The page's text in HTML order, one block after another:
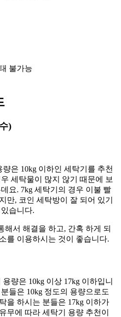
불가능
)
은 10kg 이하인 세탁기를 추천
세탁물이 많지 않기 때문에 보
요. 7kg 세탁기의 경우 이불 빨
만, 코인 세탁방이 잘 되어 있기
습니다.
해서 해결을 하고, 간혹 하게 되
를 이용하시는 것이 좋습니다.
량은 10kg 이상 17kg 이하입니
들은 10kg 정도의 용량으로도
을 하시는 분들은 17kg 이하가
무에 따라 세탁기 용량 추천이